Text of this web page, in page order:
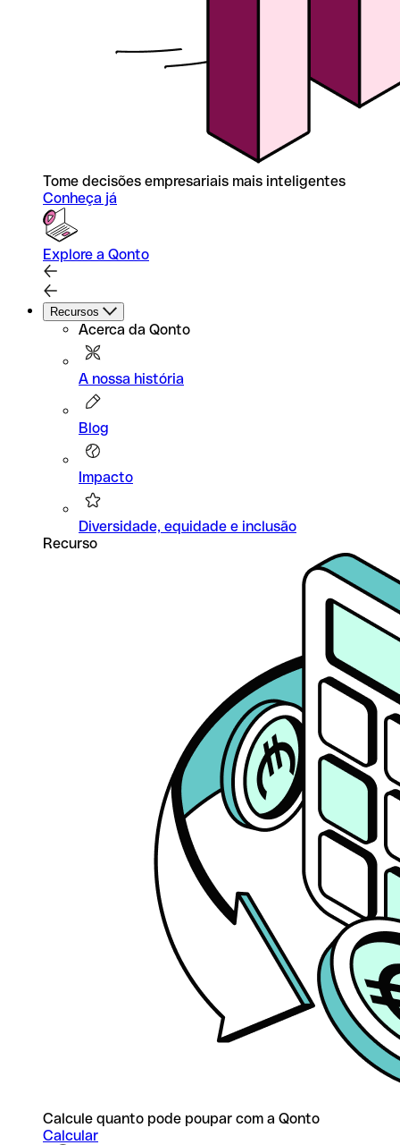
Tome decisões empresariais mais inteligentes
Conheça já
Explore a Qonto
Recursos
Acerca da Qonto
A nossa história
Blog
Impacto
Diversidade, equidade e inclusão
Recurso
Calcule quanto pode poupar com a Qonto
Calcular